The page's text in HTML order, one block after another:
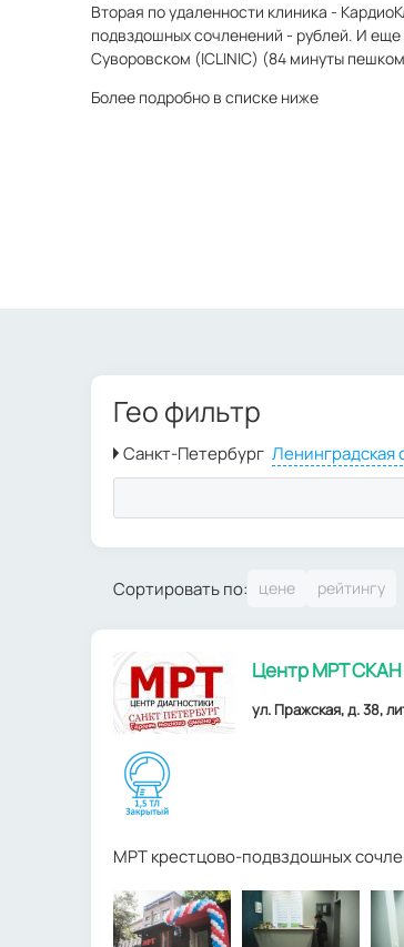
Вторая по удаленности клиника -
подвздошных сочленений - рублей. И
Суворовском (ICLINIC) (84 минуты
Более подробно в списке ниже
Гео фильтр
Сортировать по:
Центр МРТ СКАН
ул. Пражская, д. 38,
МРТ крестцово-подвздошных